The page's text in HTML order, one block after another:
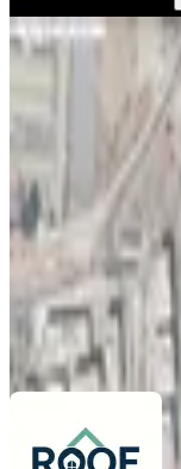
TAKASLI
ROOFİbrahim